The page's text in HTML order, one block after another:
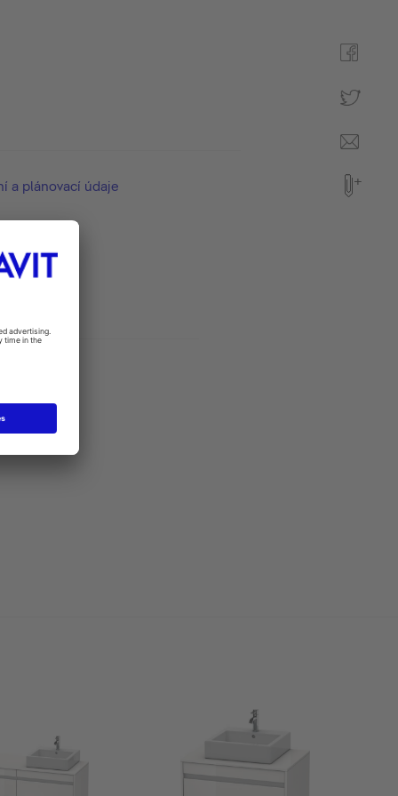
a plánovací údaje